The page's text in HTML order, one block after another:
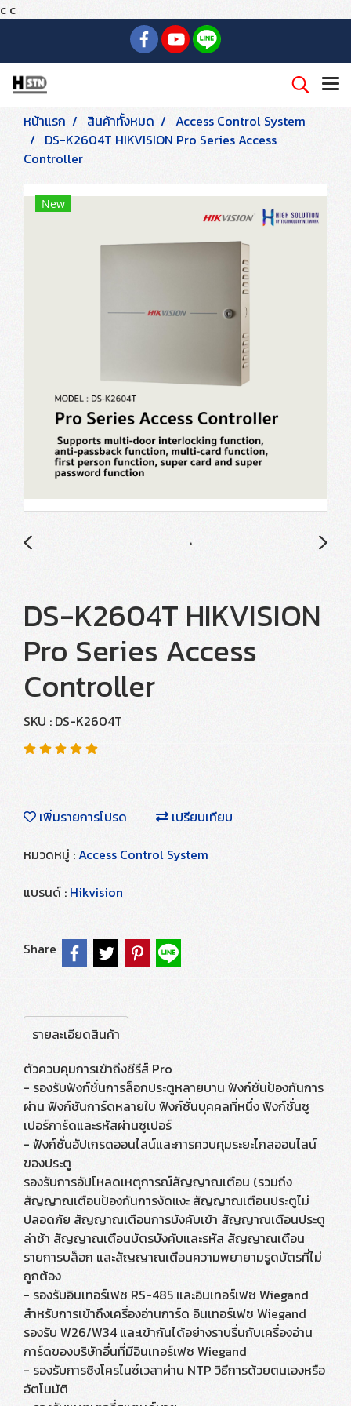
c c
หน้าแรก สินค้าทั้งหมด
Access Control System
DS-K2604T HIKVISION Pro Series Access
Controller
New
DS-K2604T HIKVISION
Pro Series Access
Controller
SKU : DS-K2604T
เพิ่มรายการโปรด
เปรียบเทียบ
หมวดหมู่ :Access Control System
แบรนด์ : Hikvision
Share
รายละเอียดสินค้า
ตัวควบคุมการเข้าถึงซีรีส์ Pro
- รองรับฟังก์ชั่นการล็อกประตูหลายบาน ฟังก์ชั่นป้องกันการ
ผ่าน ฟังก์ชันการ์ดหลายใบ ฟังก์ชั่นบุคคลที่หนึ่ง ฟังก์ชั่นซู
เปอร์การ์ดและรหัสผ่านซูเปอร์
- ฟังก์ชั่นอัปเกรดออนไลน์และการควบคุมระยะไกลออนไลน์
ของประตู
รองรับการอัปโหลดเหตุการณ์สัญญาณเตือน (รวมถึง
สัญญาณเตือนป้องกันการงัดแงะ สัญญาณเตือนประตูไม่
ปลอดภัย สัญญาณเตือนการบังคับเข้า สัญญาณเตือนประตู
ล่าช้า สัญญาณเตือนบัตรบังคับและรหัส สัญญาณเตือน
รายการบล็อก และสัญญาณเตือนความพยายามรูดบัตรที่ไม่
ถูกต้อง
- รองรับอินเทอร์เฟซ RS-485 และอินเทอร์เฟซ Wiegand
สำหรับการเข้าถึงเครื่องอ่านการ์ด อินเทอร์เฟซ Wiegand
รองรับ W26/W34 และเข้ากันได้อย่างราบรื่นกับเครื่องอ่าน
การ์ดของบริษัทอื่นที่มีอินเทอร์เฟซ Wiegand
- รองรับการซิงโครไนซ์เวลาผ่าน NTP วิธีการด้วยตนเองหรือ
อัตโนมัติ